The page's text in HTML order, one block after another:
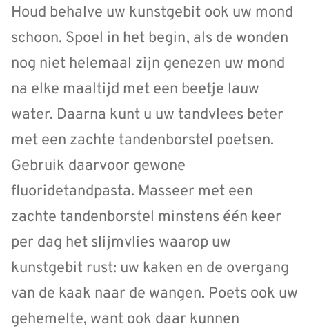
Houd behalve uw kunstgebit ook uw mond
schoon. Spoel in het begin, als de wonden
nog niet helemaal zijn genezen uw mond
na elke maaltijd met een beetje lauw
water. Daarna kunt u uw tandvlees beter
met een zachte tandenborstel poetsen.
Gebruik daarvoor gewone
fluoridetandpasta. Masseer met een
zachte tandenborstel minstens één keer
per dag het slijmvlies waarop uw
kunstgebit rust: uw kaken en de overgang
van de kaak naar de wangen. Poets ook uw
gehemelte, want ook daar kunnen